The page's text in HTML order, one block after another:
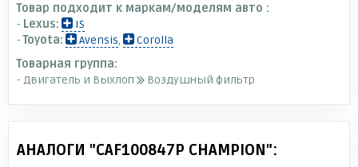
Товар подходит к маркам/моделям авто :
- Lexus:
IS
-Toyota: Avensis,
Corolla
Товарная группа:
- Двигатель и Выхлоп
Воздушный фильтр
АНАЛОГИ "CAF100847P CHAMPION":